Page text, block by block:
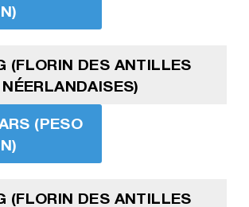
(FLORIN DES ANTILLES
NÉERLANDAISES)
(PESO
(FLORIN DES ANTILLES